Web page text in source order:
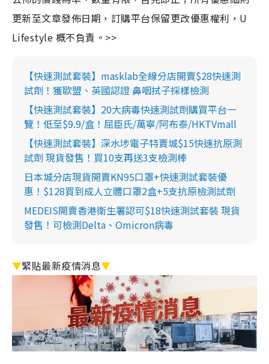
更新至文章發佈日期，訂購平台保留更改優惠權利，U
Lifestyle 概不負責。>>
【快速測試套裝】masklab全線分店開賣$28快速測
試劑！獲歐盟、英國認證 鼻咽拭子採樣檢測
【快速測試套裝】20大病毒快速測試劑購買平台一
覽！低至$9.9/盒！屈臣氏/萬寧/阿布泰/HKTVmall
【快速測試套裝】深水埗電子特賣城$15快速抗原測
試劑 現貨發售！買10支再送3支檢測棒
日本城分店現貨開賣KN95口罩+快速測試套裝優
惠！$128買到成人立體口罩2盒+5支抗原檢測試劑
MEDEIS開賣香港衛生署認可$18快速測試套裝 現貨
發售！可檢測Delta、Omicron病毒
▼緊貼最新疫情消息▼